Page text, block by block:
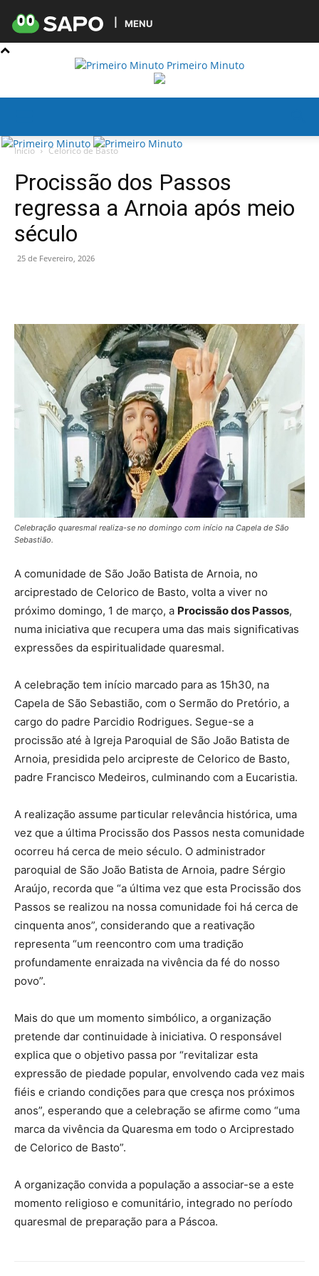
MENU
Primeiro Minuto
Início Celorico de Basto
Procissão dos Passos
regressa a Arnoia após meio
século
25 de Fevereiro, 2026
Celebração quaresmal realiza-se no domingo com início na Capela de São
Sebastião.
A comunidade de São João Batista de Arnoia, no
arciprestado de Celorico de Basto, volta a viver no
próximo domingo, 1 de março, a Procissão dos Passos,
numa iniciativa que recupera uma das mais significativas
expressões da espiritualidade quaresmal.
A celebração tem início marcado para as 15h30, na
Capela de São Sebastião, com o Sermão do Pretório, a
cargo do padre Parcidio Rodrigues. Segue-se a
procissão até à Igreja Paroquial de São João Batista de
Arnoia, presidida pelo arcipreste de Celorico de Basto,
padre Francisco Medeiros, culminando com a Eucaristia.
A realização assume particular relevância histórica, uma
vez que a última Procissão dos Passos nesta comunidade
ocorreu há cerca de meio século. O administrador
paroquial de São João Batista de Arnoia, padre Sérgio
Araújo, recorda que “a última vez que esta Procissão dos
Passos se realizou na nossa comunidade foi há cerca de
cinquenta anos”, considerando que a reativação
representa “um reencontro com uma tradição
profundamente enraizada na vivência da fé do nosso
povo”.
Mais do que um momento simbólico, a organização
pretende dar continuidade à iniciativa. O responsável
explica que o objetivo passa por “revitalizar esta
expressão de piedade popular, envolvendo cada vez mais
fiéis e criando condições para que cresça nos próximos
anos”, esperando que a celebração se afirme como “uma
marca da vivência da Quaresma em todo o Arciprestado
de Celorico de Basto”.
A organização convida a população a associar-se a este
momento religioso e comunitário, integrado no período
quaresmal de preparação para a Páscoa.